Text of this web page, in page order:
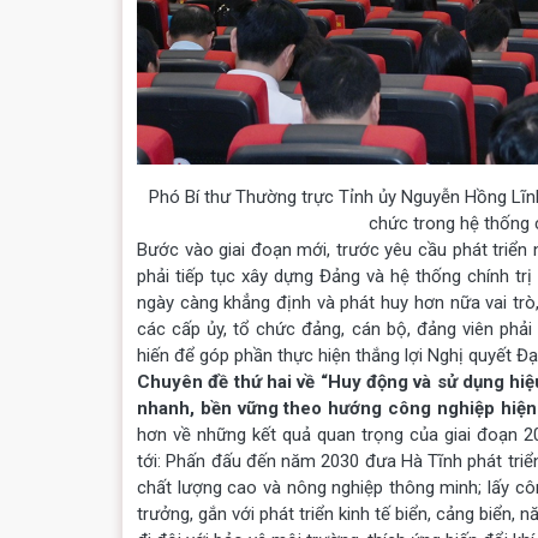
Phó Bí thư Thường trực Tỉnh ủy Nguyễn Hồng
chức trong hệ thống
Bước vào giai đoạn mới, trước yêu cầu phát triển
phải tiếp tục xây dựng Đảng và hệ thống chính
ngày càng khẳng định và phát huy hơn nữa vai
các cấp ủy, tổ chức đảng, cán bộ, đảng viên
hiến để góp phần thực hiện thắng lợi Nghị quyết
Chuyên đề thứ hai về “Huy động và sử dụng
nhanh, bền vững theo hướng công nghiệp
hơn về những kết quả quan trọng của giai đoạn
tới: Phấn đấu đến năm 2030 đưa Hà Tĩnh phát
chất lượng cao và nông nghiệp thông minh; lấy
trưởng, gắn với phát triển kinh tế biển, cảng biển,